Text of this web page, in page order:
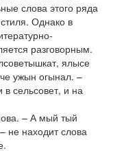
слова этого ряда
Однако в
разговорным.
ялысе
ужын огынал. –
сельсовет, и на
– А мый тый
не находит слова